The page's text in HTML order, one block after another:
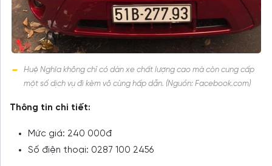
Huệ Nghĩa không chỉ có dàn xe chất lượng cao mà còn cung cấp
một số dịch vụ đi kèm vô cùng hấp dẫn. (Nguồn: Facebook.com)
Thông tin chi tiết:
Mức giá: 240 000đ
Số điện thoại: 0287 100 2456